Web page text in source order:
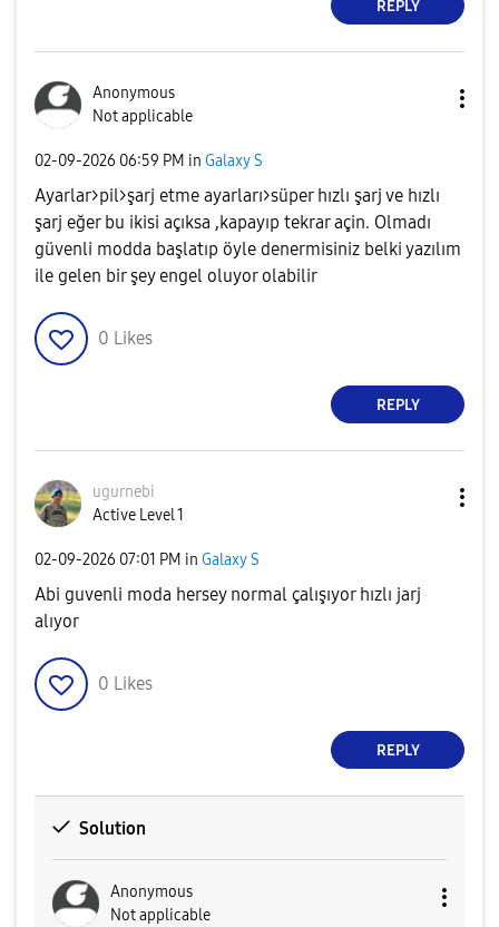
REPLY
Anonymous
Not applicable
‎02-09-2026 06:59 PM in Galaxy S
Ayarlar>pil>şarj etme ayarları>süper hızlı şarj ve hızlı
şarj eğer bu ikisi açıksa ,kapayıp tekrar açin. Olmadı
güvenli modda başlatıp öyle denermisiniz belki yazılım
ile gelen bir şey engel oluyor olabilir
0 Likes
REPLY
ugurnebi
Active Level 1
‎02-09-2026 07:01 PM in Galaxy S
Abi guvenli moda hersey normal çalışıyor hızlı jarj
alıyor
0 Likes
REPLY
Solution
Anonymous
Not applicable